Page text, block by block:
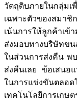
วัตถุดิบภายในกลุ่ม
เฉพาะตัวของสมา
เน้นการให้ลูกค้าเข้
ส่งมอบทางบริษัทข
ในส่วนการส่งคืน พ
ส่งคืนเลย ข้อเสนอ
ในการแข่งขันตลอ
เทคโนโลยีการเ